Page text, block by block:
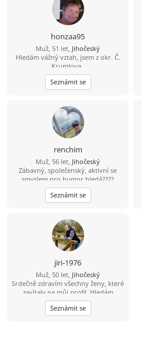
honzaa95
Muž, 51 let, Jihočeský
Hledám vážný vztah, jsem z okr. Č.
Krumlova,.
Seznámit se
renchim
Muž, 56 let, Jihočeský
Zábavný, společenský, aktivní se
smyslem pro humor hledá????
Najdu????
Seznámit se
jiri-1976
Muž, 50 let, Jihočeský
Srdečně zdravím všechny ženy, které
zavítaly na můj profil. Hledám
pohodovou ženu, která pečuje o své
tělo i duši, žije vědomě a aktivně.
Jsem člověk, který ví, že hledá jednu
Seznámit se